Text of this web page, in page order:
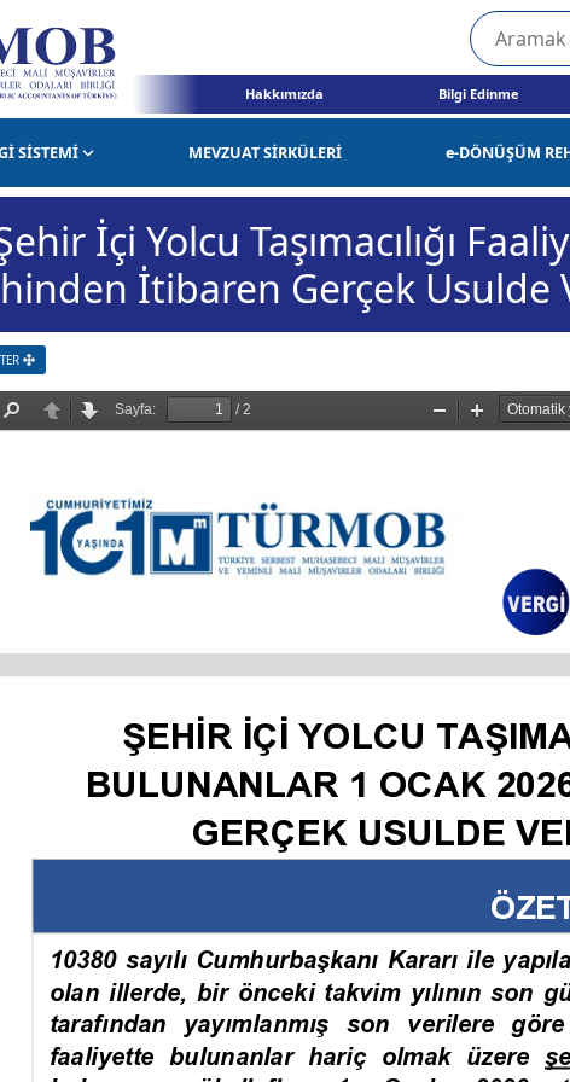
Hakkımızda Bilgi Edinme
SİSTEMİ MEVZUAT SİRKÜLERİ e-DÖNÜŞÜM
İçi Yolcu Taşımacılığı
İtibaren Gerçek